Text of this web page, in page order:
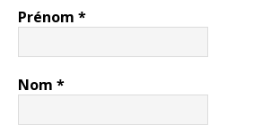
Prénom *
Nom *